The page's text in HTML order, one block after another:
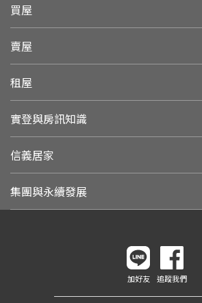
買屋
賣屋
租屋
實登與房訊知識
信義居家
集團與永續發展
加好友 追蹤我們